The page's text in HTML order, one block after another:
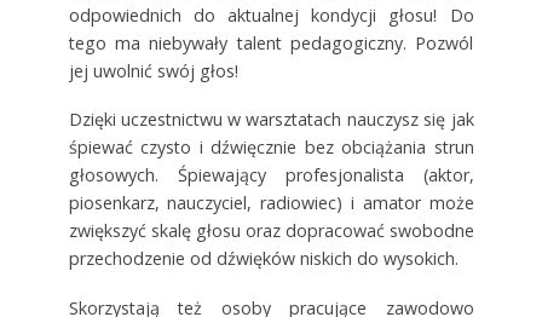
odpowiednich do aktualnej kondycji głosu! Do
tego ma niebywały talent pedagogiczny. Pozwól
jej uwolnić swój głos!
Dzięki uczestnictwu w warsztatach nauczysz się jak
śpiewać czysto i dźwięcznie bez obciążania strun
głosowych. Śpiewający profesjonalista (aktor,
piosenkarz, nauczyciel, radiowiec) i amator może
zwiększyć skalę głosu oraz dopracować swobodne
przechodzenie od dźwięków niskich do wysokich.
Skorzystają też osoby pracujące zawodowo